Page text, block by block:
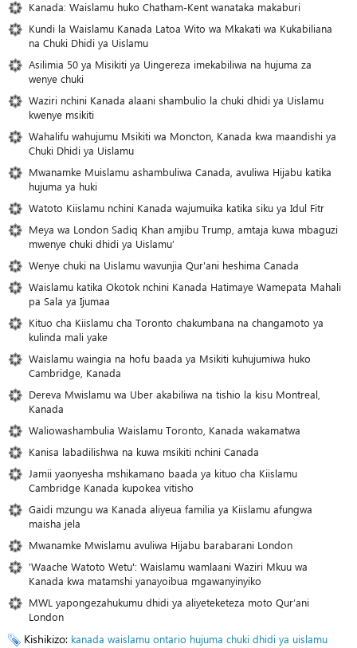
Kanada: Waislamu huko Chatham-Kent wanataka makaburi
Kundi la Waislamu Kanada Latoa Wito wa Mkakati wa Kukabiliana
na Chuki Dhidi ya Uislamu
Asilimia 50 ya Misikiti ya Uingereza imekabiliwa na hujuma za
wenye chuki
Waziri nchini Kanada alaani shambulio la chuki dhidi ya Uislamu
kwenye msikiti
Wahalifu wahujumu Msikiti wa Moncton, Kanada kwa maandishi ya
Chuki Dhidi ya Uislamu
Mwanamke Muislamu ashambuliwa Canada, avuliwa Hijabu katika
hujuma ya huki
Watoto Kiislamu nchini Kanada wajumuika katika siku ya Idul Fitr
Meya wa London Sadiq Khan amjibu Trump, amtaja kuwa mbaguzi
mwenye chuki dhidi ya Uislamu’
Wenye chuki na Uislamu wavunjia Qur'ani heshima Canada
Waislamu katika Okotok nchini Kanada Hatimaye Wamepata Mahali
pa Sala ya Ijumaa
Kituo cha Kiislamu cha Toronto chakumbana na changamoto ya
kulinda mali yake
Waislamu waingia na hofu baada ya Msikiti kuhujumiwa huko
Cambridge, Kanada
Dereva Mwislamu wa Uber akabiliwa na tishio la kisu Montreal,
Kanada
Waliowashambulia Waislamu Toronto, Kanada wakamatwa
Kanisa labadilishwa na kuwa msikiti nchini Canada
Jamii yaonyesha mshikamano baada ya kituo cha Kiislamu
Cambridge Kanada kupokea vitisho
Gaidi mzungu wa Kanada aliyeua familia ya Kiislamu afungwa
maisha jela
Mwanamke Mwislamu avuliwa Hijabu barabarani London
'Waache Watoto Wetu': Waislamu wamlaani Waziri Mkuu wa
Kanada kwa matamshi yanayoibua mgawanyinyiko
MWL yapongezahukumu dhidi ya aliyeteketeza moto Qur’ani
London
Kishikizo: kanada waislamu ontario hujuma chuki dhidi ya uislamu